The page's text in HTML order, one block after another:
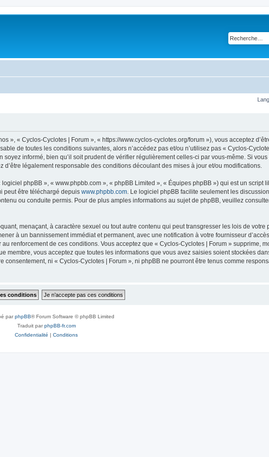
», « Cyclos-Cyclotes | Forum », « https://www.cyclos-cyclotes.org/forum »), vous acceptez
de toutes les conditions suivantes, alors n’accédez pas et/ou n’utilisez pas « Cyclos-
informé, bien qu’il soit prudent de vérifier régulièrement celles-ci par vous-même. Si vous
légalement responsable des conditions découlant des mises à jour et/ou modifications.
phpBB », « www.phpbb.com », « phpBB Limited », « Équipes phpBB ») qui est un script
peut être téléchargé depuis www.phpbb.com . Le logiciel phpBB facilite seulement les
ou conduite permis. Pour de plus amples informations au sujet de phpBB, veuillez
menaçant, à caractère sexuel ou tout autre contenu qui peut transgresser les lois de votre
à un bannissement immédiat et permanent, avec une notification à votre fournisseur
renforcement de ces conditions. Vous acceptez que « Cyclos-Cyclotes | Forum » supprime,
membre, vous acceptez que toutes les informations que vous avez saisies soient stockées
ni « Cyclos-Cyclotes | Forum », ni phpBB ne pourront être tenus comme
parphpBB® Forum Software © phpBB Limited
Traduit parphpBB-fr.com
Confidentialité | Conditions